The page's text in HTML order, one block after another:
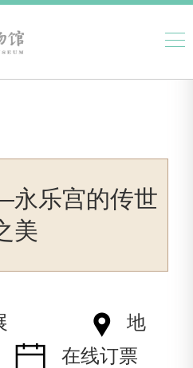
乐宫的传世
美
地
在线订票